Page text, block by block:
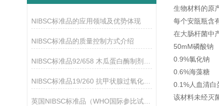
NIBSC标准品的应用领域及优势体现
NIBSC标准品的质量控制方式介绍
NIBSC标准品19/260 抗甲状腺过氧化物酶抗体简介
生物材料的原
每个安瓿瓶含
在大肠杆菌中
50mM磷酸钠
0.9%氯化钠
0.6%海藻糖
0.1%人血清白
该材料未经灭